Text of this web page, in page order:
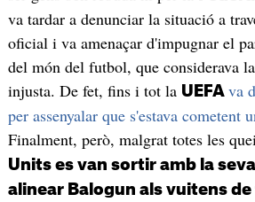
va tardar a denunciar la situació a
oficial i va amenaçar d'impugnar el
del món del futbol, que considerava
injusta. De fet, fins i tot la UEFA va
per assenyalar que s'estava cometent
Finalment, però, malgrat totes les
Units es van sortir amb la
alinear Balogun als vuitens de